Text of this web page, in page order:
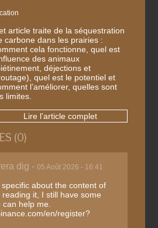
article traite de la séquestration
carbone dans les prairies :
cela fonctionne, quel est
des animaux
déjections et
quel est le potentiel et
l’améliorer, quelles sont
limites.
Lire l'article complet
(0)
dig -05 Août 2026 - 16:41
about the content of
it, I still have some
help me.
en/register?